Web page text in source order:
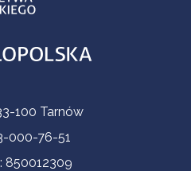
100 Tarnów
000-76-51
850012309